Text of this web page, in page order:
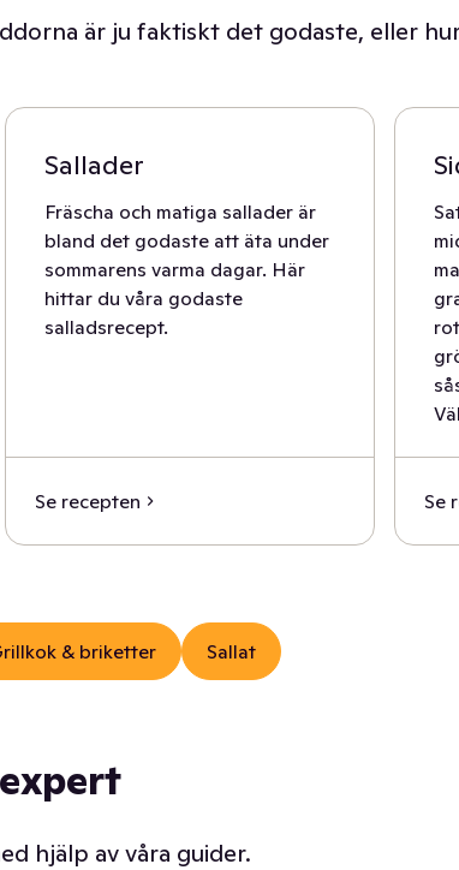
är ju faktiskt det godaste, eller
Sallader
Fräscha och matiga sallader är
bland det godaste att äta under
sommarens varma dagar. Här
hittar du våra godaste
salladsrecept.
Se recepten Se
& briketter Sallat
hjälp av våra guider.